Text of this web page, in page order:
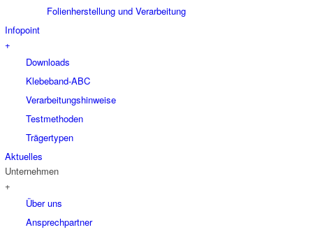
Folienherstellung und Verarbeitung
Infopoint
+
Downloads
Klebeband-ABC
Verarbeitungshinweise
Testmethoden
Trägertypen
Aktuelles
Unternehmen
+
Über uns
Ansprechpartner